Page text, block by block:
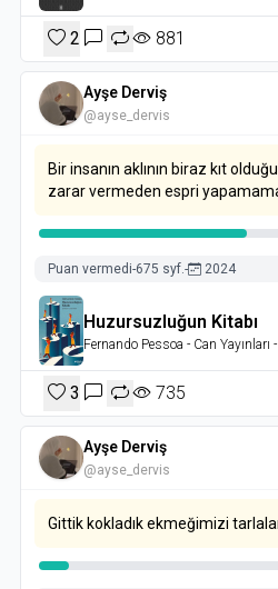
2 881
Ayşe Derviş
@ayse_dervis
Bir insanın aklının biraz kıt
zarar vermeden espri
Puan vermedi-675 syf.- 2024
Huzursuzluğun Kitabı
Fernando Pessoa - Can Yayınları
3 735
Ayşe Derviş
@ayse_dervis
Gittik kokladık ekmeğimizi